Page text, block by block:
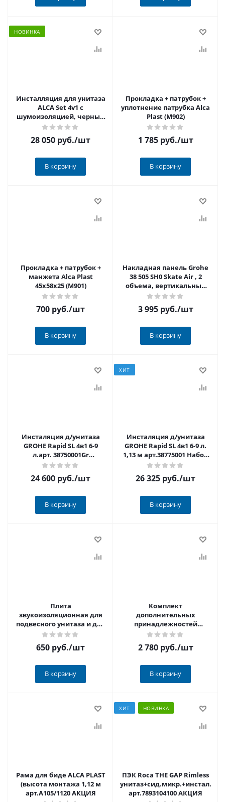
НОВИНКА
Инсталляция для унитаза
ALCA Set 4v1 с
шумоизоляцией, черный
матовый AM101/1120-4:1
RU M678-0001
28 050 руб./шт
В корзину
Прокладка + патрубок +
уплотнение патрубка Alca
Plast (M902)
1 785 руб./шт
В корзину
Прокладка + патрубок +
манжета Alca Plast
45х58х25 (M901)
700 руб./шт
В корзину
Накладная панель Grohe
38 505 SH0 Skate Air , 2
объема, вертикальный
монтаж АКЦИЯ
3 995 руб./шт
В корзину
Инсталяция д/унитаза
GROHE Rapid SL 4в1 6-9
л.арт. 38750001Gr
(38528+38558+38505+37131)
АКЦИЯ
24 600 руб./шт
В корзину
ХИТ
Инсталяция д/унитаза
GROHE Rapid SL 4в1 6-9 л.
1,13 м арт.38775001 Набор
АКЦИЯ
26 325 руб./шт
В корзину
Плита
звукоизоляционная для
подвесного унитаза и для
биде.M91 арт.M91 ALCA
PLAST
650 руб./шт
В корзину
Kомплект
дополнительных
принадлежностей
арт.M900 ALCA PLAST
2 780 руб./шт
В корзину
Рама для биде ALCA PLAST
(высота монтажа 1,12 м
арт.A105/1120 АКЦИЯ
ХИТ НОВИНКА
ПЭК Roca THE GAP Rimless
арт.7893104100 АКЦИЯ